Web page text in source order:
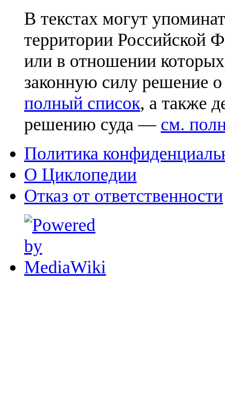
В текстах могут
территории Российской
или в отношении
законную силу решение
полный список, а также
решению суда — см.
Политика
О Циклопедии
Отказ от ответственности